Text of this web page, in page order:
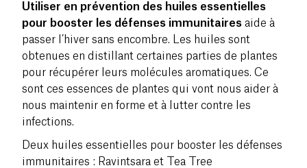
Utiliser en prévention des huiles essentielles
pour booster les défenses immunitaires aide à
passer l’hiver sans encombre. Les huiles sont
obtenues en distillant certaines parties de plantes
pour récupérer leurs molécules aromatiques. Ce
sont ces essences de plantes qui vont nous aider à
nous maintenir en forme et à lutter contre les
infections.
Deux huiles essentielles pour booster les défenses
immunitaires : Ravintsara et Tea Tree